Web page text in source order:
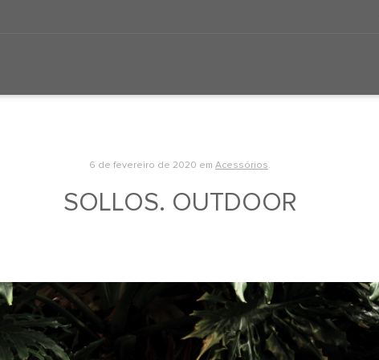
6 de fevereiro de 2020 em Acessórios.
SOLLOS. OUTDOOR